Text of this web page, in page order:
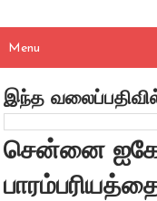
இந்த
சென்னை